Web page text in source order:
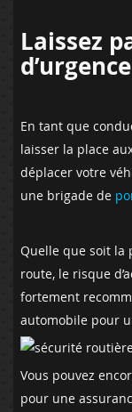
Laissez
d’urgence
En tant que
laisser la place
déplacer votre
une brigade de
Quelle que soit la
route, le risque
fortement
automobile pour
Vous pouvez
pour une